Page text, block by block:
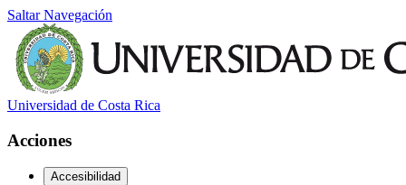
Saltar Navegación
Universidad de Costa Rica
Acciones
Accesibilidad